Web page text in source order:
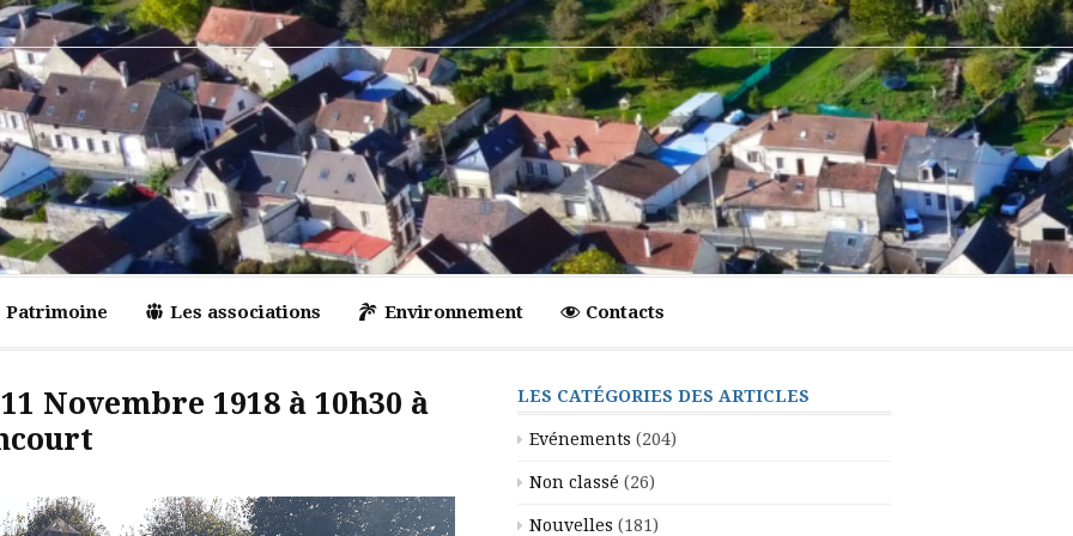
Patrimoine Les associations Environnement Contacts
Novembre 1918 à 10h30 à
LES CATÉGORIES DES ARTICLES
Evénements (204)
Non classé (26)
Nouvelles (181)